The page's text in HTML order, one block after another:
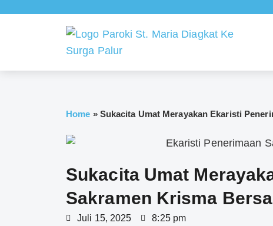
Home » Sukacita Umat Merayakan Ekaristi
Sukacita Umat
Sakramen Krisma
Juli 15, 2025 8:25 pm